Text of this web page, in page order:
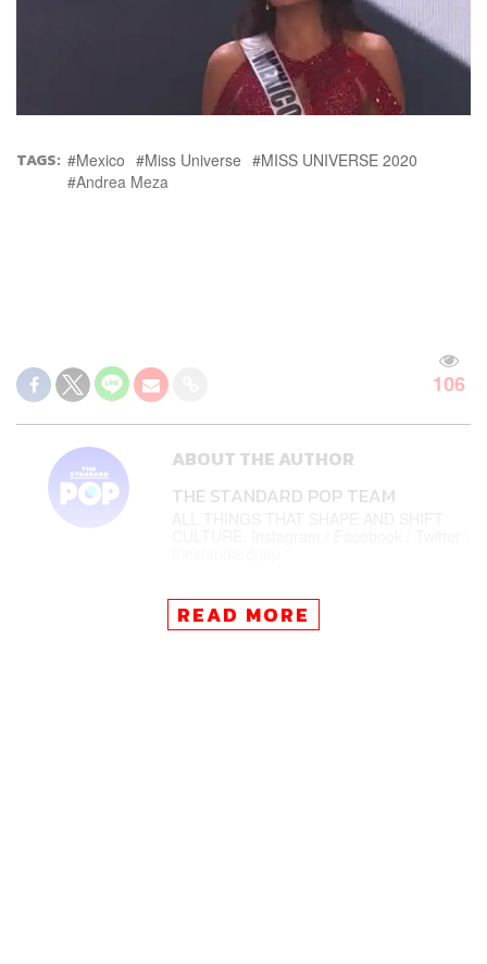
TAGS: Mexico Miss Universe
MISS UNIVERSE 2020
Andrea Meza
106
ABOUT THE AUTHOR
THE STANDARD POP TEAM
READ MORE